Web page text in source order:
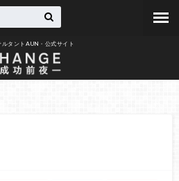
ルタントAUN・公式サイト